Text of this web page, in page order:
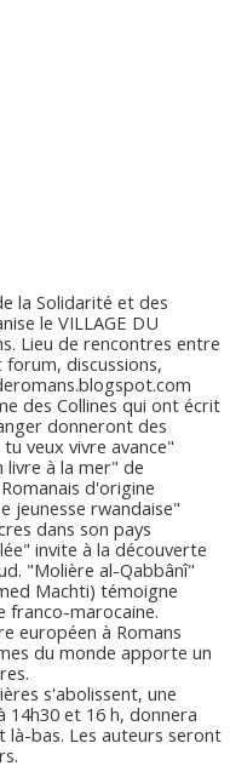
la Solidarité et des
le VILLAGE DU
Lieu de rencontres entre
forum, discussions,
des Collines qui ont écrit
donneront des
tu veux vivre avance"
livre à la mer" de
d'origine
jeunesse rwandaise"
dans son pays
invite à la découverte
"Molière al-Qabbânî"
Machti) témoigne
franco-marocaine.
européen à Romans
du monde apporte un
s'abolissent, une
14h30 et 16 h, donnera
là-bas. Les auteurs seront